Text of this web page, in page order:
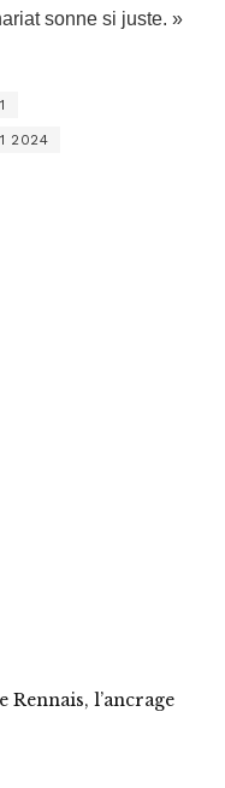
sonne si juste. »
2024
l’ancrage